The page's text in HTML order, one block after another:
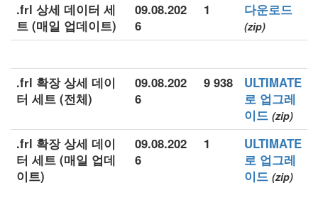
.frl 상세 데이터 세
트 (매일 업데이트)
09.08.202
6
1 다운로드
(zip)
.frl 확장 상세 데이
터 세트 (전체)
09.08.202
6
9 938
ULTIMATE
로 업그레
이드 (zip)
.frl 확장 상세 데이
터 세트 (매일 업데
이트)
09.08.202
6
1
ULTIMATE
로 업그레
이드 (zip)